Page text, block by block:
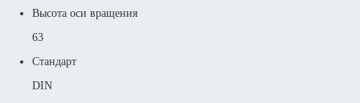
Высота оси вращения
63
Стандарт
DIN